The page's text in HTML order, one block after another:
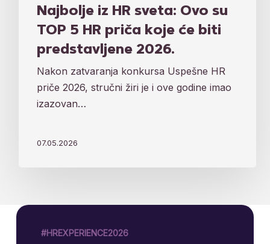
Najbolje iz HR sveta: Ovo su
TOP 5 HR priča koje će biti
predstavljene 2026.
Nakon zatvaranja konkursa Uspešne HR
priče 2026, stručni žiri je i ove godine imao
izazovan…
07.05.2026
#HREXPERIENCE2026